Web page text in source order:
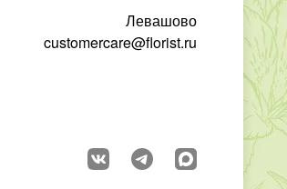
Левашово
customercare@florist.ru